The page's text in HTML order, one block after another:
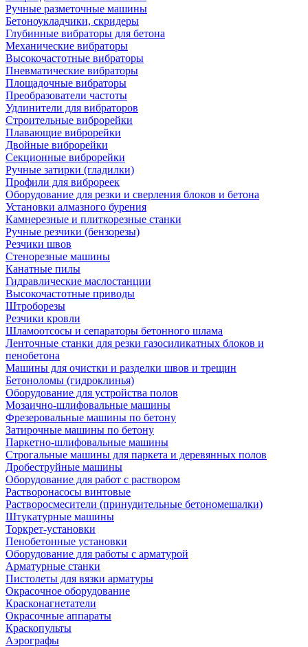
Ручные разметочные машины
Бетоноукладчики, скридеры
Глубинные вибраторы для бетона
Механические вибраторы
Высокочастотные вибраторы
Пневматические вибраторы
Площадочные вибраторы
Преобразователи частоты
Удлинители для вибраторов
Строительные виброрейки
Плавающие виброрейки
Двойные виброрейки
Секционные виброрейки
Ручные затирки (гладилки)
Профили для виброреек
Оборудование для резки и сверления блоков и бетона
Установки алмазного бурения
Камнерезные и плиткорезные станки
Ручные резчики (бензорезы)
Резчики швов
Стенорезные машины
Канатные пилы
Гидравлические маслостанции
Высокочастотные приводы
Штроборезы
Резчики кровли
Шламоотсосы и сепараторы бетонного шлама
Ленточные станки для резки газосиликатных блоков и
пенобетона
Машины для очистки и разделки швов и трещин
Бетоноломы (гидроклинья)
Оборудование для устройства полов
Мозаично-шлифовальные машины
Фрезеровальные машины по бетону
Затирочные машины по бетону
Паркетно-шлифовальные машины
Строгальные машины для паркета и деревянных полов
Дробеструйные машины
Оборудование для работ с раствором
Растворонасосы винтовые
Растворосмесители (принудительные бетономешалки)
Штукатурные машины
Торкрет-установки
Пенобетонные установки
Оборудование для работы с арматурой
Арматурные станки
Пистолеты для вязки арматуры
Окрасочное оборудование
Красконагнетатели
Окрасочные аппараты
Краскопульты
Аэрографы